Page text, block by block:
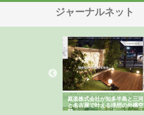
ジャーナルネット
庭楽株式会社が知多半島と三河
と名古屋で叶える理想の外構空
間